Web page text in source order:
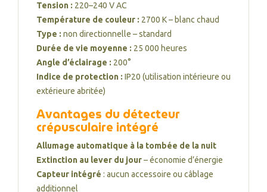
Tension : 220–240 V AC
Température de couleur : 2700 K – blanc chaud
Type : non directionnelle – standard
Durée de vie moyenne : 25 000 heures
Angle d’éclairage : 200°
Indice de protection : IP20 (utilisation intérieure ou
extérieure abritée)
Avantages du détecteur
crépusculaire intégré
Allumage automatique à la tombée de la nuit
Extinction au lever du jour– économie d’énergie
Capteur intégré : aucun accessoire ou câblage
additionnel